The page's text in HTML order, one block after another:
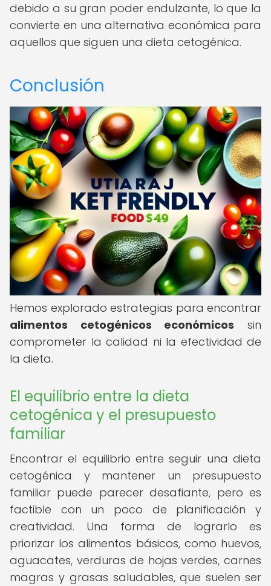
debido a su gran poder endulzante, lo que la
convierte en una alternativa económica para
aquellos que siguen una dieta cetogénica.
Conclusión
Hemos explorado estrategias para encontrar
alimentos cetogénicos económicos sin
comprometer la calidad ni la efectividad de
la dieta.
El equilibrio entre la dieta
cetogénica y el presupuesto
familiar
Encontrar el equilibrio entre seguir una dieta
cetogénica y mantener un presupuesto
familiar puede parecer desafiante, pero es
factible con un poco de planificación y
creatividad. Una forma de lograrlo es
priorizar los alimentos básicos, como huevos,
aguacates, verduras de hojas verdes, carnes
magras y grasas saludables, que suelen ser